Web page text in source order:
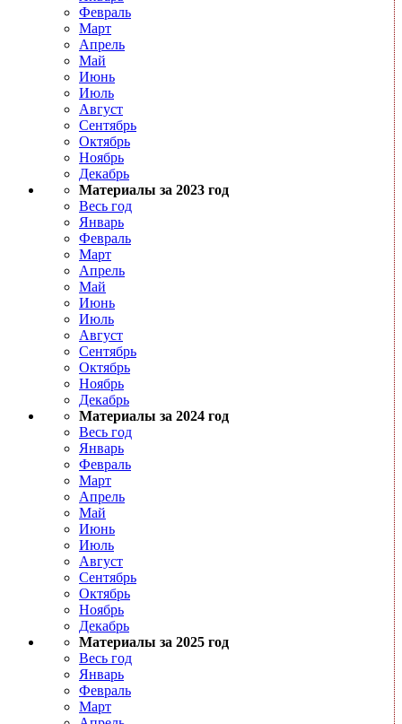
Февраль
Март
Апрель
Май
Июнь
Июль
Август
Сентябрь
Октябрь
Ноябрь
Декабрь
Материалы за 2023 год
Весь год
Январь
Февраль
Март
Апрель
Май
Июнь
Июль
Август
Сентябрь
Октябрь
Ноябрь
Декабрь
Материалы за 2024 год
Весь год
Январь
Февраль
Март
Апрель
Май
Июнь
Июль
Август
Сентябрь
Октябрь
Ноябрь
Декабрь
Материалы за 2025 год
Весь год
Январь
Февраль
Март